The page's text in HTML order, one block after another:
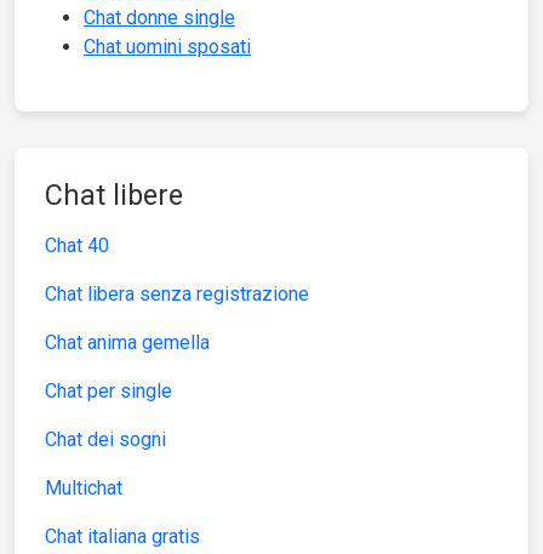
Chat donne single
Chat uomini sposati
Chat libere
Chat 40
Chat libera senza registrazione
Chat anima gemella
Chat per single
Chat dei sogni
Multichat
Chat italiana gratis